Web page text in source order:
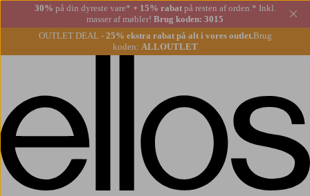
30% på din dyreste vare* + 15% rabatpå resten af orden.* Inkl.
masser af møbler! Brug koden: 3015
OUTLET DEAL - 25% ekstra rabat på alt i vores outlet.Brug
koden: ALLOUTLET